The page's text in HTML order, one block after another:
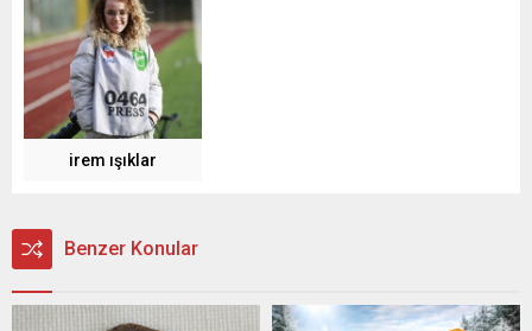
irem ışıklar
Benzer Konular